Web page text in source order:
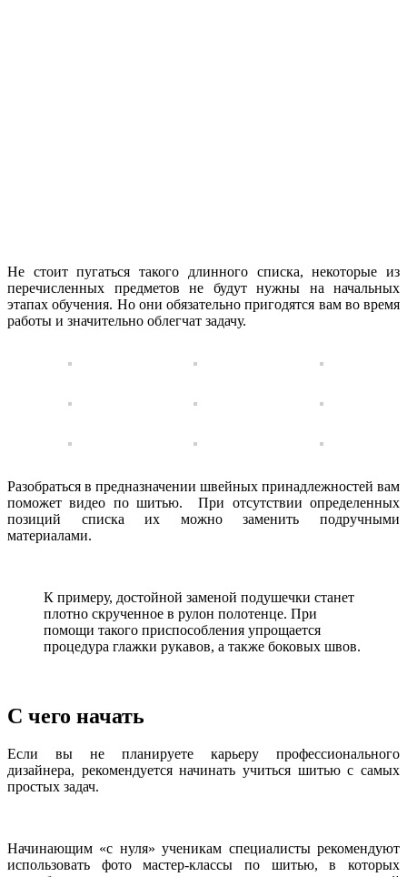
Не стоит пугаться такого длинного списка, некоторые из
перечисленных предметов не будут нужны на начальных
этапах обучения. Но они обязательно пригодятся вам во время
работы и значительно облегчат задачу.
Разобраться в предназначении швейных принадлежностей вам
поможет видео по шитью. При отсутствии определенных
позиций списка их можно заменить подручными
материалами.
К примеру, достойной заменой подушечки станет
плотно скрученное в рулон полотенце. При
помощи такого приспособления упрощается
процедура глажки рукавов, а также боковых швов.
С чего начать
Если вы не планируете карьеру профессионального
дизайнера, рекомендуется начинать учиться шитью с самых
простых задач.
Начинающим «с нуля» ученикам специалисты рекомендуют
использовать фото мастер-классы по шитью, в которых